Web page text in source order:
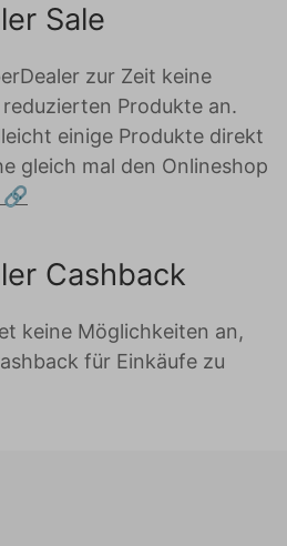
Sale
zur Zeit keine
Produkte an.
einige Produkte direkt
gleich mal den Onlineshop
Cashback
keine Möglichkeiten an,
für Einkäufe zu